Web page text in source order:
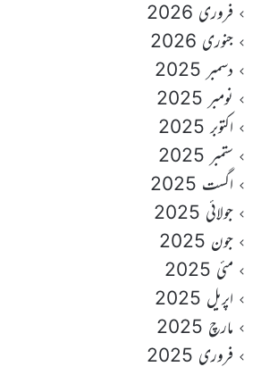
فروری 2026
جنوری 2026
دسمبر 2025
نومبر 2025
اکتوبر 2025
ستمبر 2025
اگست 2025
جولائی 2025
جون 2025
مئی 2025
اپریل 2025
مارچ 2025
فروری 2025